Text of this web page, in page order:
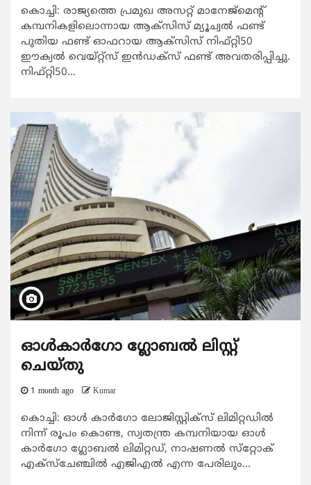
കൊച്ചി: രാജ്യത്തെ പ്രമുഖ അസറ്റ് മാനേജ്‌മെന്‍റ്
കമ്പനികളിലൊന്നായ ആക്സിസ് മ്യൂച്വൽ ഫണ്ട്
പുതിയ ഫണ്ട് ഓഫറായ ആക്സിസ് നിഫ്റ്റി50
ഈക്വൽ വെയ്റ്റ്സ് ഇൻഡക്സ് ഫണ്ട് അവതരിപ്പിച്ചു.
നിഫ്റ്റി50...
ഓള്‍കാര്‍ഗോ ഗ്ലോബല്‍ ലിസ്റ്റ്
ചെയ്തു
1 month ago Kumar
കൊച്ചി: ഓള്‍ കാര്‍ഗോ ലോജിസ്റ്റിക്‌സ് ലിമിറ്റഡില്‍
നിന്ന് രൂപം കൊണ്ട, സ്വതന്ത്ര കമ്പനിയായ ഓള്‍
കാര്‍ഗോ ഗ്ലോബല്‍ ലിമിറ്റഡ്, നാഷണല്‍ സ്‌റ്റോക്
എക്‌സ്‌ചേഞ്ചില്‍ എജിഎല്‍ എന്ന പേരിലും...